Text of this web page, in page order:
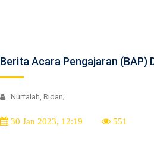
Berita Acara Pengajaran (BAP)
: Nurfalah, Ridan;
30 Jan 2023, 12:19 551